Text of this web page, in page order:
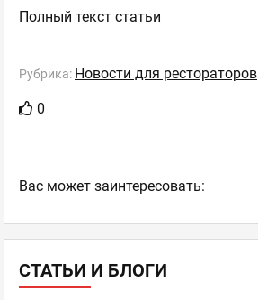
СТАТЬИ И БЛОГИ
Полный текст статьи
Рубрика: Новости для рестораторов
0
Ваc может заинтересовать: